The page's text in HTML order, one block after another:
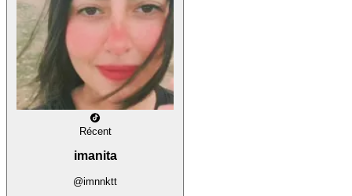
Récent
imanita
@imnnktt